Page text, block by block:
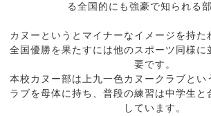
る全国的にも強豪で知られる部
カヌーというとマイナーなイメージを持た
全国優勝を果たすには他のスポーツ同様に
要です。
本校カヌー部は上九一色カヌークラブとい
ラブを母体に持ち、普段の練習は中学生と
しています。